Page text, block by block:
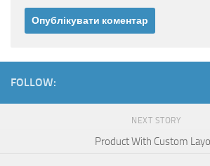
FOLLOW:
NEXT STORY
Product With Custom